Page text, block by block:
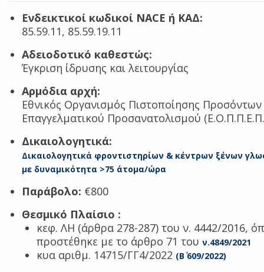
Ενδεικτικοί κωδικοί NACE ή ΚΑΔ:
85.59.11, 85.59.19.11
Αδειοδοτικό καθεστώς:
Έγκριση ίδρυσης και λειτουργίας
Αρμόδια αρχή:
Εθνικός Οργανισμός Πιστοποίησης Προσόντων
Επαγγελματικού Προσανατολισμού
Δικαιολογητικά:
Δικαιολογητικά φροντιστηρίων & κέντρων ξένων
με δυναμικότητα >75 άτομα/ώρα
Παράβολο: €800
Θεσμικό Πλαίσιο :
κεφ. ΛΗ (άρθρα 278-287) του ν. 4442/2016,
προστέθηκε με το άρθρο 71 του ν.4849/2021
κυα αριθμ. 14715/ΓΓ4/2022 (Β΄ 609/2022)